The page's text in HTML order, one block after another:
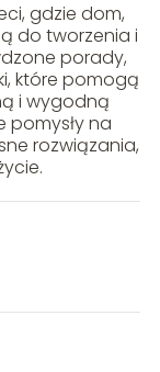
gdzie dom,
do tworzenia i
porady,
które pomogą
i wygodną
pomysły na
rozwiązania,